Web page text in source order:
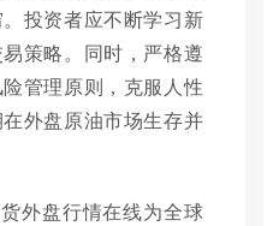
投资者应不断学习新
策略。同时，严格遵
管理原则，克服人性
外盘原油市场生存并
外盘行情在线为全球